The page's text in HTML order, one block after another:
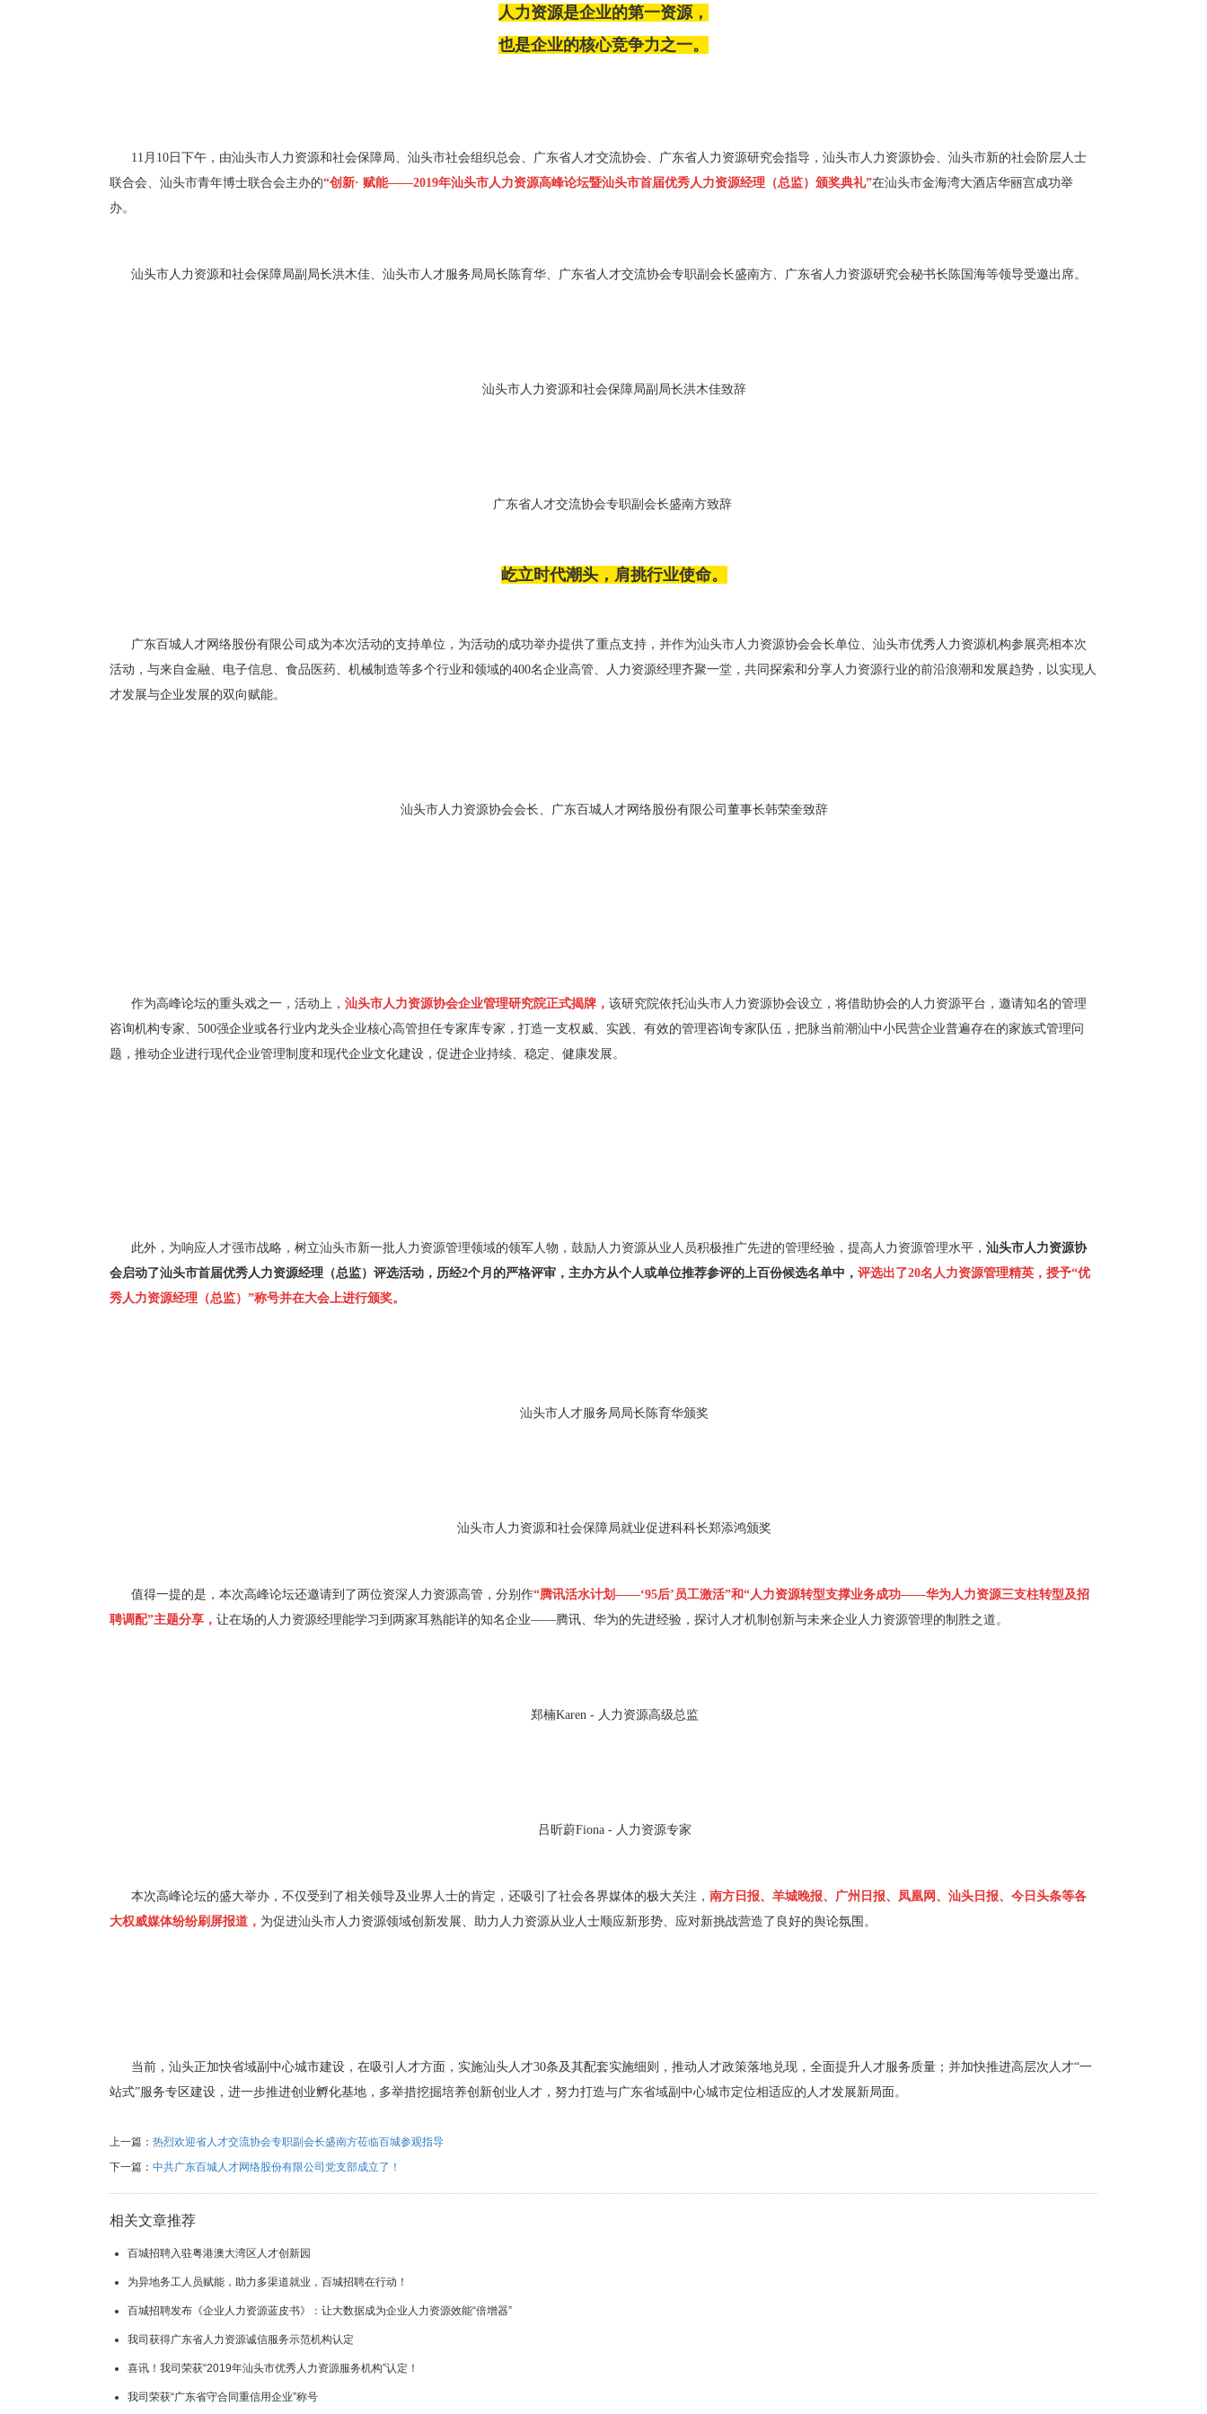
人力资源是企业的第一资源，
也是企业的核心竞争力之一。
11月10日下午，由汕头市人力资源和社会保障局、汕头市社会组织总会、广东省人才交流协会、广东省人力资源研究会指导，汕头市人力资源协会、汕头市新的社会阶层人士
联合会、汕头市青年博士联合会主办的“创新· 赋能——2019年汕头市人力资源高峰论坛暨汕头市首届优秀人力资源经理（总监）颁奖典礼”在汕头市金海湾大酒店华丽宫成功举
办。
汕头市人力资源和社会保障局副局长洪木佳、汕头市人才服务局局长陈育华、广东省人才交流协会专职副会长盛南方、广东省人力资源研究会秘书长陈国海等领导受邀出席。
汕头市人力资源和社会保障局副局长洪木佳致辞
广东省人才交流协会专职副会长盛南方致辞
屹立时代潮头，肩挑行业使命。
广东百城人才网络股份有限公司成为本次活动的支持单位，为活动的成功举办提供了重点支持，并作为汕头市人力资源协会会长单位、汕头市优秀人力资源机构参展亮相本次
活动，与来自金融、电子信息、食品医药、机械制造等多个行业和领域的400名企业高管、人力资源经理齐聚一堂，共同探索和分享人力资源行业的前沿浪潮和发展趋势，以实现人
才发展与企业发展的双向赋能。
汕头市人力资源协会会长、广东百城人才网络股份有限公司董事长韩荣奎致辞
作为高峰论坛的重头戏之一，活动上， 汕头市人力资源协会企业管理研究院正式揭牌， 该研究院依托汕头市人力资源协会设立，将借助协会的人力资源平台，邀请知名的管理
咨询机构专家、500强企业或各行业内龙头企业核心高管担任专家库专家，打造一支权威、实践、有效的管理咨询专家队伍，把脉当前潮汕中小民营企业普遍存在的家族式管理问
题，推动企业进行现代企业管理制度和现代企业文化建设，促进企业持续、稳定、健康发展。
此外，为响应人才强市战略，树立汕头市新一批人力资源管理领域的领军人物，鼓励人力资源从业人员积极推广先进的管理经验，提高人力资源管理水平， 汕头市人力资源协
会启动了汕头市首届优秀人力资源经理（总监）评选活动，历经2个月的严格评审，主办方从个人或单位推荐参评的上百份候选名单中， 评选出了20名人力资源管理精英，授予“优
秀人力资源经理（总监）”称号并在大会上进行颁奖。
汕头市人才服务局局长陈育华颁奖
汕头市人力资源和社会保障局就业促进科科长郑添鸿颁奖
值得一提的是，本次高峰论坛还邀请到了两位资深人力资源高管，分别作“腾讯活水计划——‘95后’员工激活”和“人力资源转型支撑业务成功——华为人力资源三支柱转型及招
聘调配”主题分享， 让在场的人力资源经理能学习到两家耳熟能详的知名企业——腾讯、华为的先进经验，探讨人才机制创新与未来企业人力资源管理的制胜之道。
郑楠Karen - 人力资源高级总监
吕昕蔚Fiona - 人力资源专家
本次高峰论坛的盛大举办，不仅受到了相关领导及业界人士的肯定，还吸引了社会各界媒体的极大关注， 南方日报、羊城晚报、广州日报、凤凰网、汕头日报、今日头条等各
大权威媒体纷纷刷屏报道， 为促进汕头市人力资源领域创新发展、助力人力资源从业人士顺应新形势、应对新挑战营造了良好的舆论氛围。
当前，汕头正加快省域副中心城市建设，在吸引人才方面，实施汕头人才30条及其配套实施细则，推动人才政策落地兑现，全面提升人才服务质量；并加快推进高层次人才“一
站式”服务专区建设，进一步推进创业孵化基地，多举措挖掘培养创新创业人才，努力打造与广东省域副中心城市定位相适应的人才发展新局面。
上一篇： 热烈欢迎省人才交流协会专职副会长盛南方莅临百城参观指导
下一篇： 中共广东百城人才网络股份有限公司党支部成立了！
相关文章推荐
百城招聘入驻粤港澳大湾区人才创新园
为异地务工人员赋能，助力多渠道就业，百城招聘在行动！
百城招聘发布《企业人力资源蓝皮书》：让大数据成为企业人力资源效能“倍增器”
我司获得广东省人力资源诚信服务示范机构认定
喜讯！我司荣获“2019年汕头市优秀人力资源服务机构”认定！
我司荣获“广东省守合同重信用企业”称号